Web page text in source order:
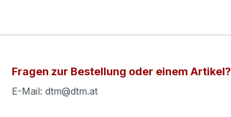
Fragen zur Bestellung oder einem Artikel?
E-Mail: dtm@dtm.at